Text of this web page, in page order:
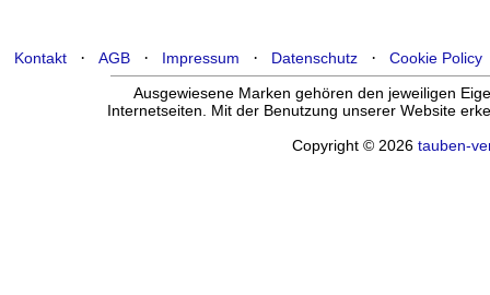
Kontakt · AGB · Impressum · Datenschutz · Cookie Policy
Ausgewiesene Marken gehören den jeweiligen
Internetseiten. Mit der Benutzung unserer Website
Copyright © 2026 tauben-